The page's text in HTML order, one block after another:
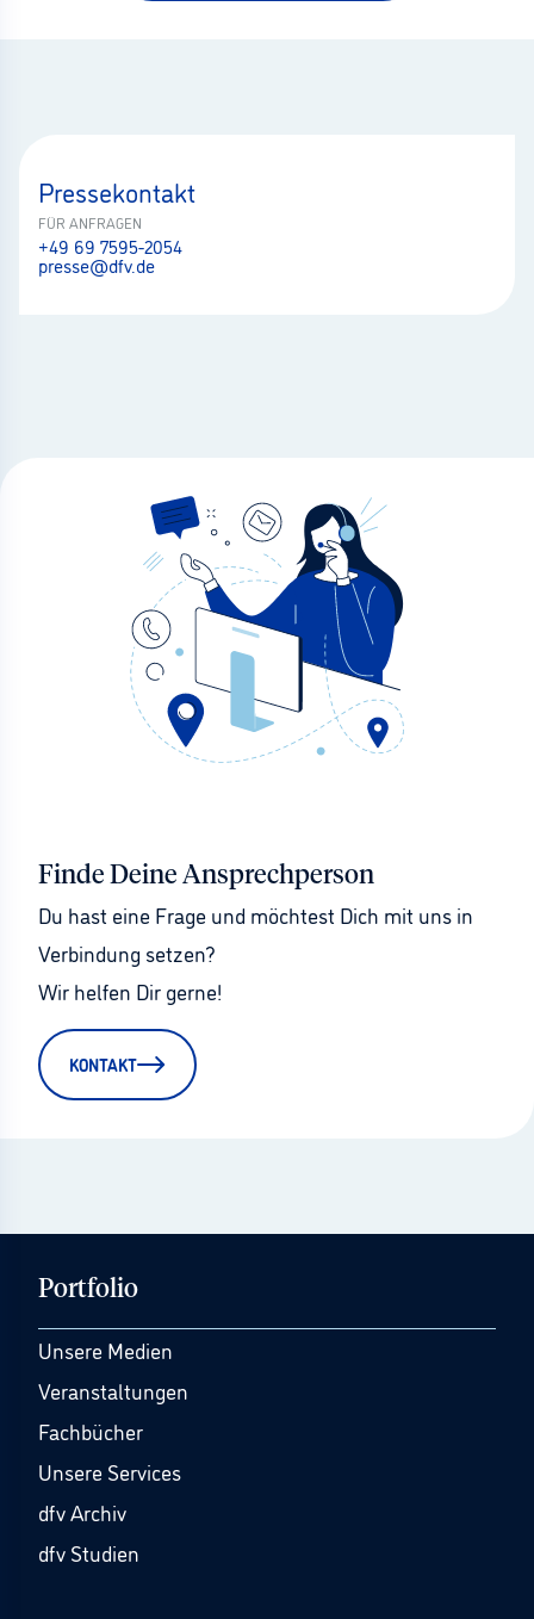
Pressekontakt
FÜR ANFRAGEN
+49 69 7595-2054
presse@dfv.de
Finde Deine Ansprechperson
Du hast eine Frage und möchtest Dich mit uns in
Verbindung setzen?
Wir helfen Dir gerne!
KONTAKT
Portfolio
Unsere Medien
Veranstaltungen
Fachbücher
Unsere Services
dfv Archiv
dfv Studien